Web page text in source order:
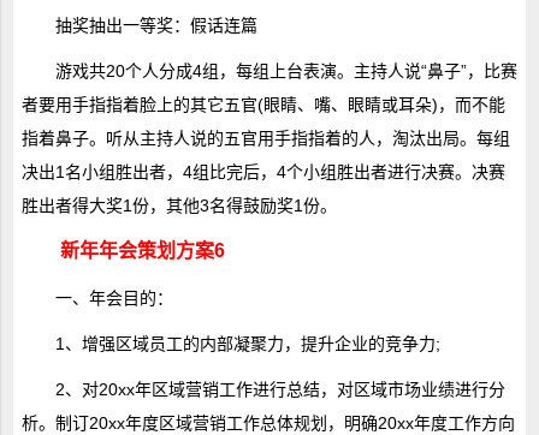
抽奖抽出一等奖：假话连篇
游戏共20个人分成4组，每组上台表演。主持人说“鼻子”，比赛
者要用手指指着脸上的其它五官(眼睛、嘴、眼睛或耳朵)，而不能
指着鼻子。听从主持人说的五官用手指指着的人，淘汰出局。每组
决出1名小组胜出者，4组比完后，4个小组胜出者进行决赛。决赛
胜出者得大奖1份，其他3名得鼓励奖1份。
新年年会策划方案6
一、年会目的：
1、增强区域员工的内部凝聚力，提升企业的竞争力;
2、对20xx年区域营销工作进行总结，对区域市场业绩进行分
析。制订20xx年度区域营销工作总体规划，明确20xx年度工作方向